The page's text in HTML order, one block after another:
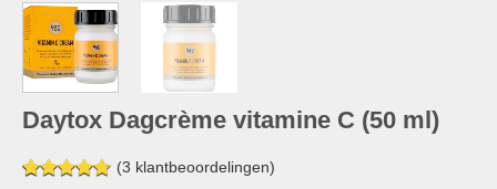
Daytox Dagcrème vitamine C (50 ml)
(3 klantbeoordelingen)